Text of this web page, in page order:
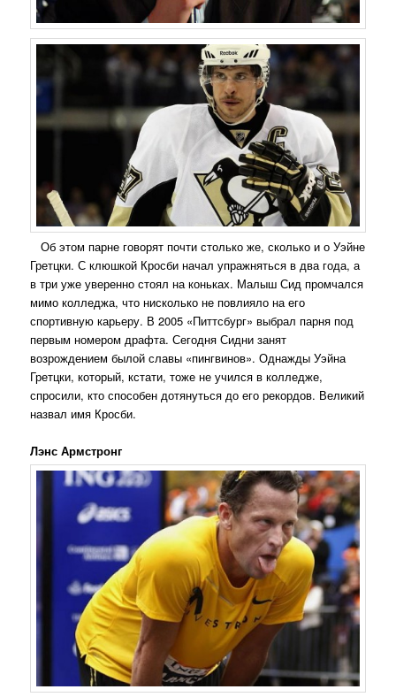
Об этом парне говорят почти столько же, сколько и о Уэйне
Гретцки. С клюшкой Кросби начал упражняться в два года, а
в три уже уверенно стоял на коньках. Малыш Сид промчался
мимо колледжа, что нисколько не повлияло на его
спортивную карьеру. В 2005 «Питтсбург» выбрал парня под
первым номером драфта. Сегодня Сидни занят
возрождением былой славы «пингвинов». Однажды Уэйна
Гретцки, который, кстати, тоже не учился в колледже,
спросили, кто способен дотянуться до его рекордов. Великий
назвал имя Кросби.
Лэнс Армстронг